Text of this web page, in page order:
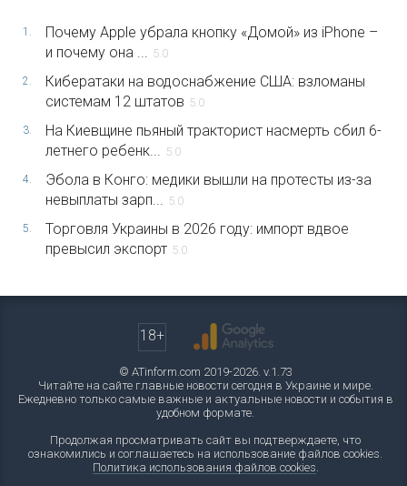
1.
Почему Apple убрала кнопку «Домой» из iPhone –
и почему она ...
5.0
2.
Кибератаки на водоснабжение США: взломаны
системам 12 штатов 5.0
3.
На Киевщине пьяный тракторист насмерть сбил 6-
летнего ребенк...
5.0
4.
Эбола в Конго: медики вышли на протесты из-за
невыплаты зарп...
5.0
5.
Торговля Украины в 2026 году: импорт вдвое
превысил экспорт 5.0
18+
© ATinform.com 2019-2026. v.1.73
Читайте на сайте главные новости сегодня в Украине и мире.
Ежедневно только самые важные и актуальные новости и события в
удобном формате.
Продолжая просматривать сайт вы подтверждаете, что
ознакомились и соглашаетесь на использование файлов cookies.
Политика использования файлов cookies